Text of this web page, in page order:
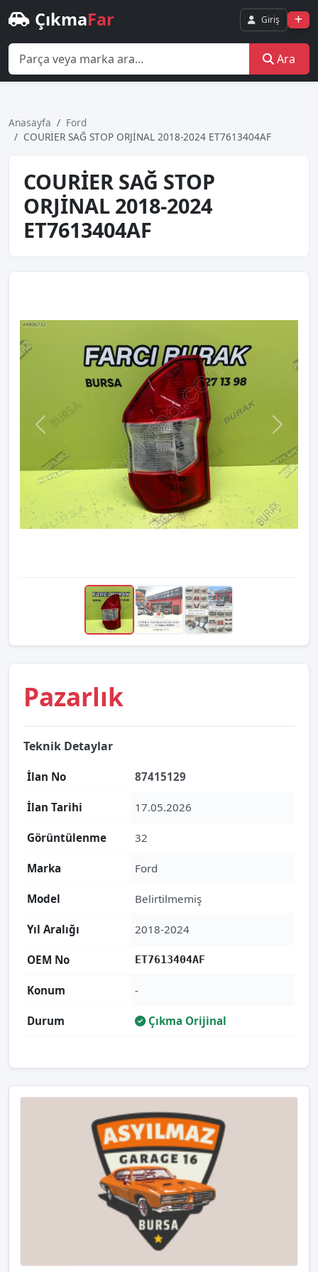
ÇıkmaFar Giriş
Ara
Anasayfa
Ford
COURİER SAĞ STOP ORJİNAL 2018-2024 ET7613404AF
COURİER SAĞ STOP
ORJİNAL 2018-2024
ET7613404AF
Pazarlık
Teknik Detaylar
İlan No 87415129
İlan Tarihi 17.05.2026
Görüntülenme 32
Marka Ford
Model Belirtilmemiş
Yıl Aralığı 2018-2024
OEM No ET7613404AF
Konum -
Durum Çıkma Orijinal